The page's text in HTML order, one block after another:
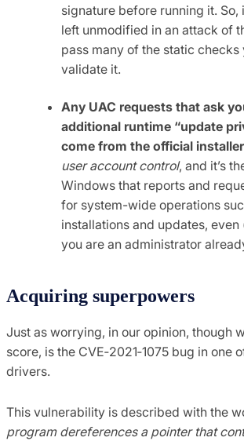
signature before running it.
left unmodified in an attack of
pass many of the static checks
validate it.
Any UAC requests that ask
additional runtime “update
come from the official
user account control, and it’s
Windows that reports and
for system-wide operations
installations and updates,
you are an administrator
Acquiring superpowers
Just as worrying, in our opinion, though
score, is the CVE‑2021‑1075 bug in one
drivers.
This vulnerability is described with the
program dereferences a pointer that